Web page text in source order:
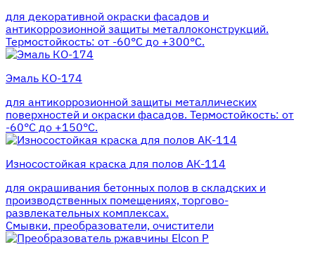
для декоративной окраски фасадов и
антикоррозионной защиты металлоконструкций.
Термостойкость: от -60°С до +300°С.
Эмаль КО-174
для антикоррозионной защиты металлических
поверхностей и окраски фасадов. Термостойкость: от
-60°С до +150°С.
Износостойкая краска для полов АК-114
для окрашивания бетонных полов в складских и
производственных помещениях, торгово-
развлекательных комплексах.
Смывки, преобразователи, очистители